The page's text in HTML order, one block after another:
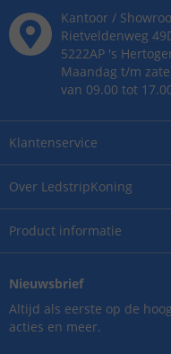
Over LedstripKoning
Product informatie
Klantenservice
Kantoor /
Rietveldenweg 49
5222AP 's
Maandag t/m
van 09.00 tot
Nieuwsbrief
Altijd als eerste op de
acties en meer.